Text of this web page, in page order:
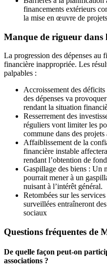
financements extérieurs
la mise en œuvre de
Manque de rigueur dans
La progression des dépenses au
financière inappropriée. Les
palpables :
Accroissement des
des dépenses va
rendant la situation
Resserrement des
réguliers vont limiter les
commune dans des projets
Affaiblissement de la
financière instable
rendant l’obtention de
Gaspillage des biens : Un
pourrait mener à un
nuisant à l’intérêt général.
Retombées sur les
surveillées entraîneront
sociaux
Questions fréquentes de
De quelle façon peut-on
associations ?